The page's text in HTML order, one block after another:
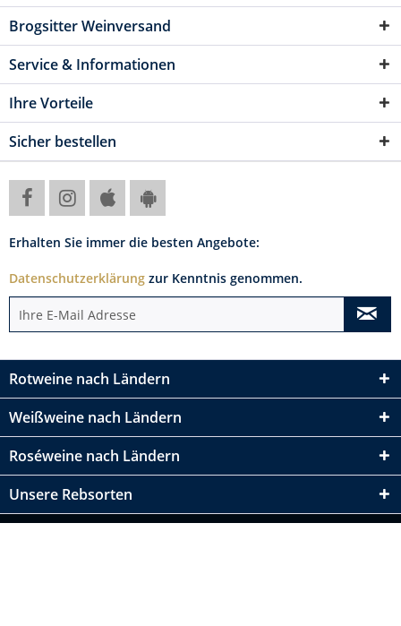
Brogsitter Weinversand
Service & Informationen
Ihre Vorteile
Sicher bestellen
Erhalten Sie immer die besten Angebote:
Datenschutzerklärung zur Kenntnis genommen.
Rotweine nach Ländern
Weißweine nach Ländern
Roséweine nach Ländern
Unsere Rebsorten